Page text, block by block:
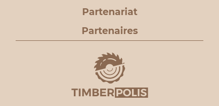
Partenariat
Partenaires